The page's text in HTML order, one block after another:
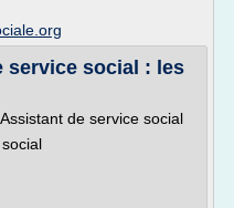
service social : les
de service social